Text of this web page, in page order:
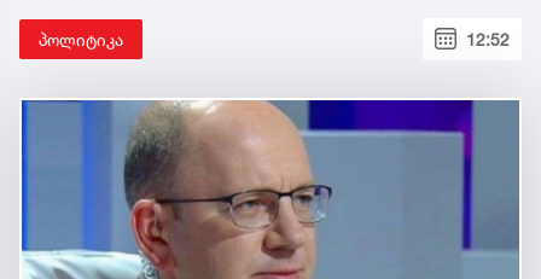
პოლიტიკა 12:52